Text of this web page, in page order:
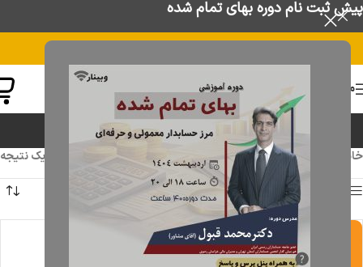
پیش ثبت نام دوره بهای تمام شده
منو
حسابرسی
خانه دوره های آموزشی/حسابرسی
در حال نمایش یک نتیجه
نمایش نوار کناری